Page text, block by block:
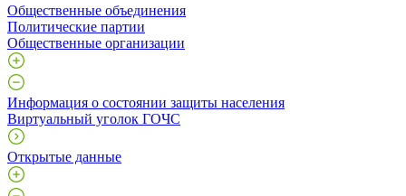
Общественные объединения
Политические партии
Общественные организации
Информация о состоянии защиты населения
Виртуальный уголок ГОЧС
Открытые данные